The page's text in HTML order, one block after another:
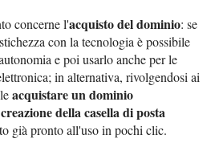
concerne l'acquisto del dominio: se
con la tecnologia è possibile
e poi usarlo anche per le
in alternativa, rivolgendosi ai
acquistare un dominio
della casella di posta
già pronto all'uso in pochi clic.